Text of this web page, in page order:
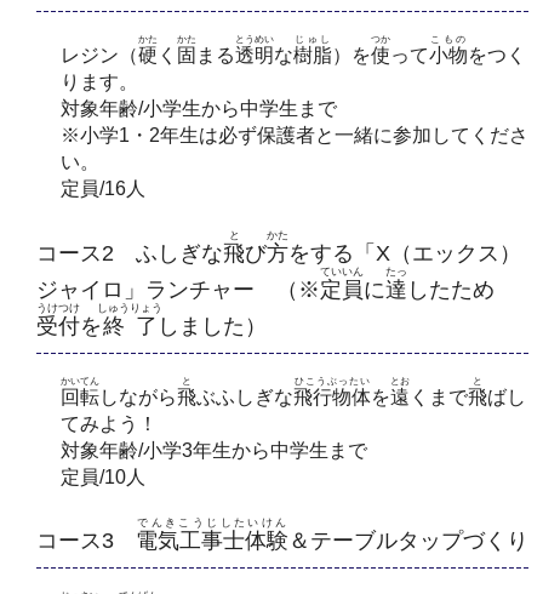
レジン（硬
かた
く 固
かた
まる透明
とうめい
な樹脂
じゅし
）を使
つか
って小物
こもの
をつく
ります。
対象年齢/小学生から中学生まで
※小学1・2年生は必ず保護者と一緒に参加してくださ
い。
定員/16人
コース2 ふしぎな飛
と
び方
かた
をする「X（エックス）
ジャイロ」ランチャー （※定員
ていいん
に達
たっ
したため
受付
うけつけ
を終了
しゅうりょう
しました）
回転
かいてん
しながら飛
と
ぶふしぎな飛行物体
ひこうぶったい
を遠
とお
くまで飛
と
ばし
てみよう！
対象年齢/小学3年生から中学生まで
定員/10人
コース3 電気工事士体験
でんきこうじしたいけん
＆テーブルタップづくり